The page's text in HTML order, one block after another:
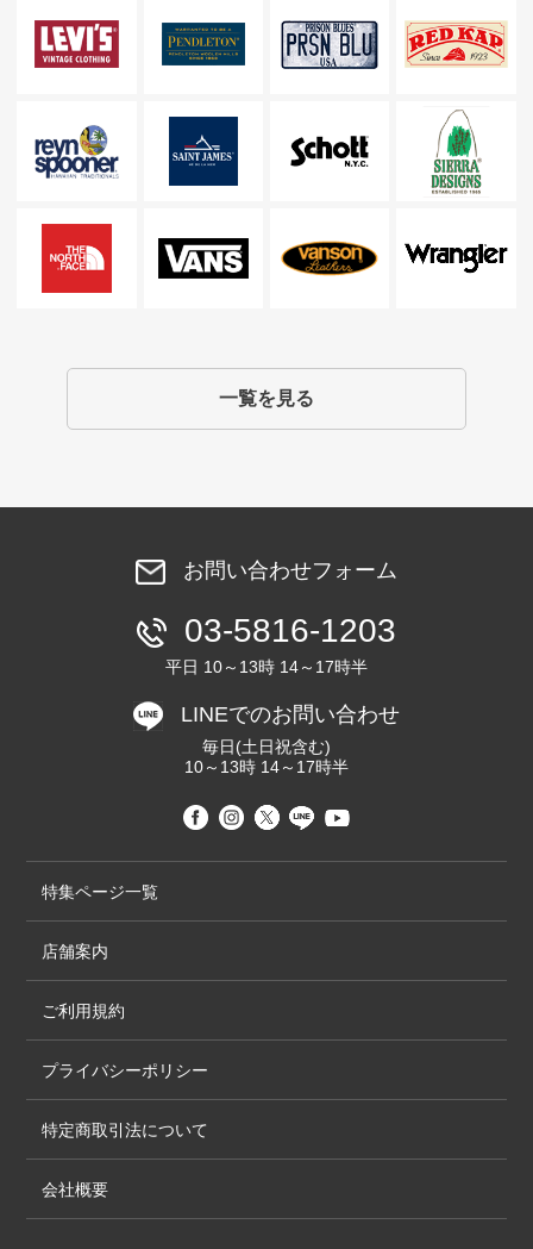
一覧を見る
お問い合わせフォーム
03-5816-1203
平日 10～13時 14～17時半
LINEでのお問い合わせ
毎日(土日祝含む)
10～13時 14～17時半
特集ページ一覧
店舗案内
ご利用規約
プライバシーポリシー
特定商取引法について
会社概要